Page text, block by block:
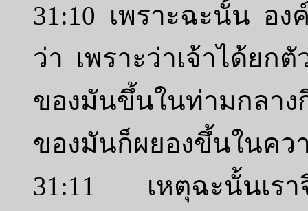
31:10 เพราะฉะนั้น อง
ว่า เพราะว่าเจ้าได้ย
ของมันขึ้นในท่ามกลา
ของมันก็ผยองขึ้นในคว
31:11 เหตุฉะนั้นเรา